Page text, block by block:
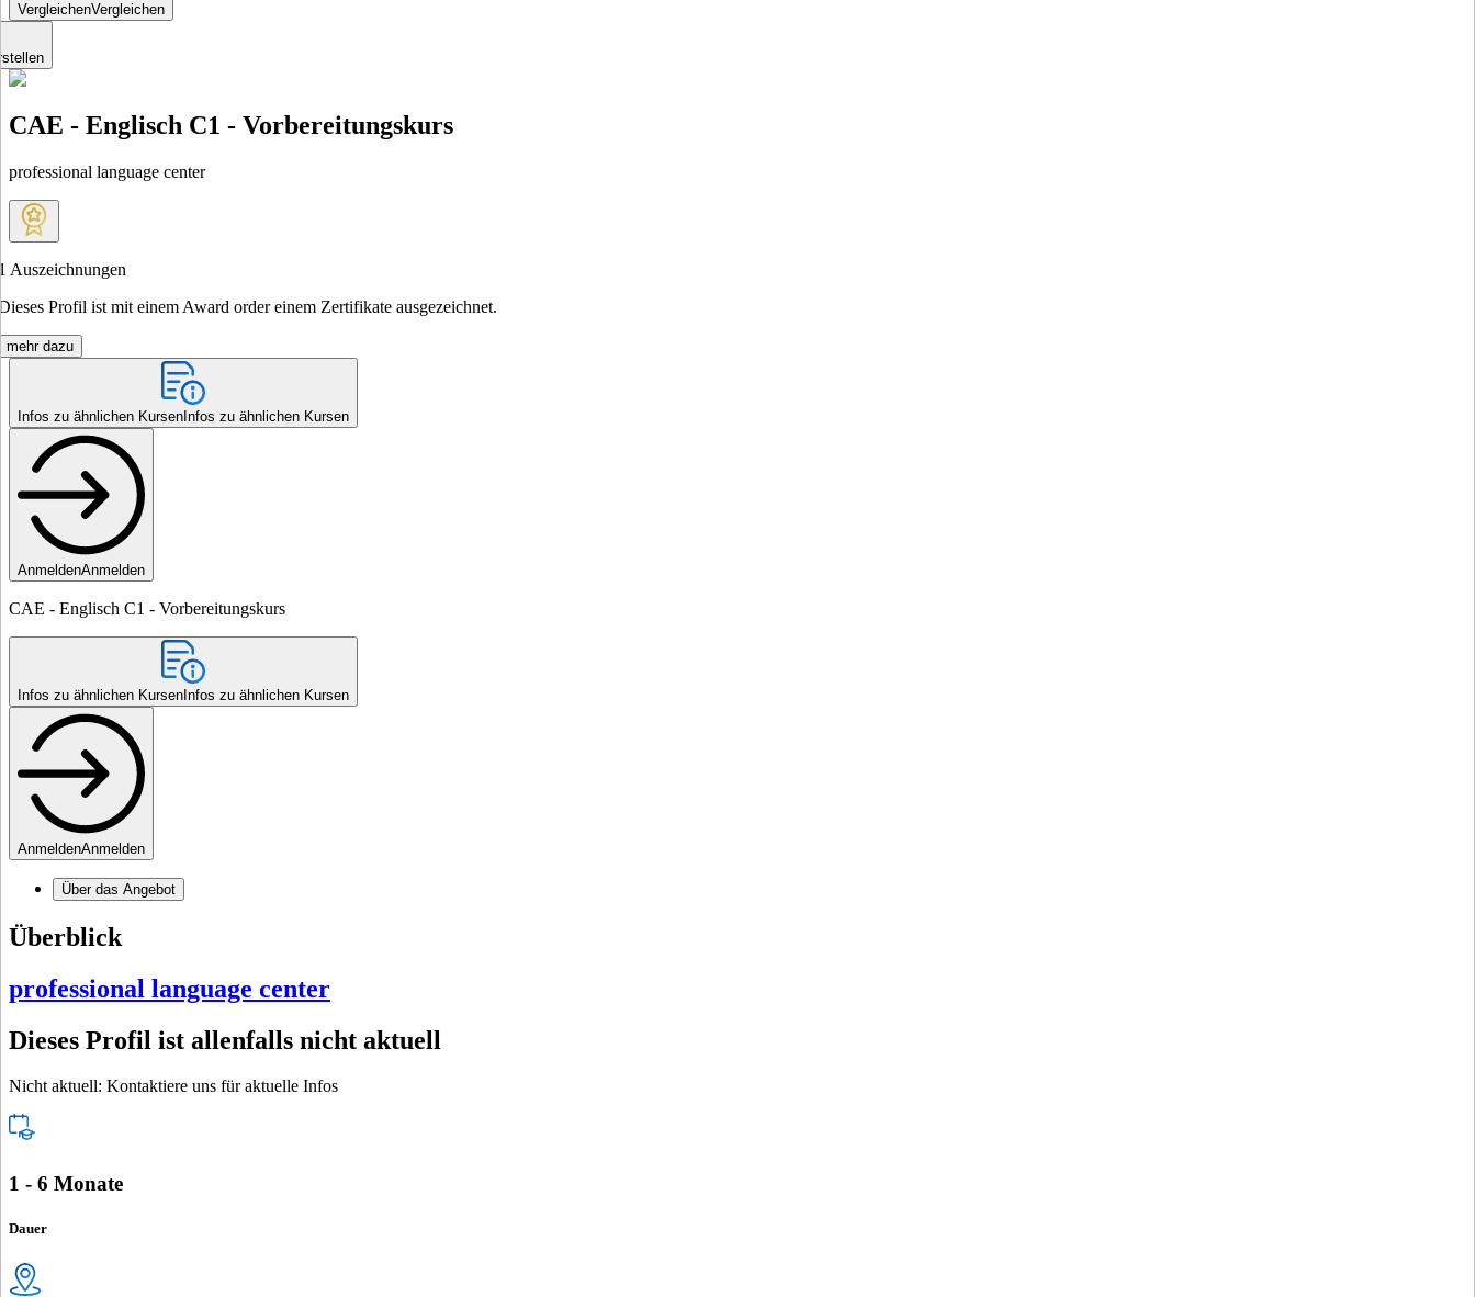
VergleichenVergleichen
CAE - Englisch C1 - Vorbereitungskurs
professional language center
Auszeichnungen
Profil ist mit einem Award order einem Zertifikate ausgezeichnet.
mehr dazu
Infos zu ähnlichen Kursen Infos zu ähnlichen Kursen
AnmeldenAnmelden
CAE - Englisch C1 - Vorbereitungskurs
Infos zu ähnlichen Kursen Infos zu ähnlichen Kursen
AnmeldenAnmelden
Über das Angebot
Überblick
professional language center
Dieses Profil ist allenfalls nicht aktuell
Nicht aktuell: Kontaktiere uns für aktuelle Infos
1 - 6 Monate
Dauer